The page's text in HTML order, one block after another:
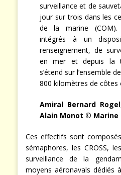
surveillance et de
jour sur trois dans les
de la marine
intégrés à un
renseignement, de
en mer et depuis la
s’étend sur l’ensemble
800 kilomètres de côtes
Amiral Bernard
Alain Monot © Marine
Ces effectifs sont
sémaphores, les CROSS,
surveillance de la
moyens aéronavals dédiés